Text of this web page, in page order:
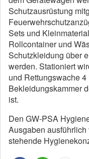
Schutzausrüstung
Sets und
Rollcontainer und
Schutzkleidung über
werden. Stationiert
und Rettungswache
Bekleidungskammer
ist.
Den GW-PSA
Ausgaben
stehende